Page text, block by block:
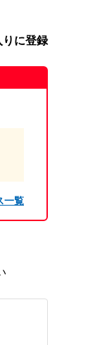
に登録
一覧